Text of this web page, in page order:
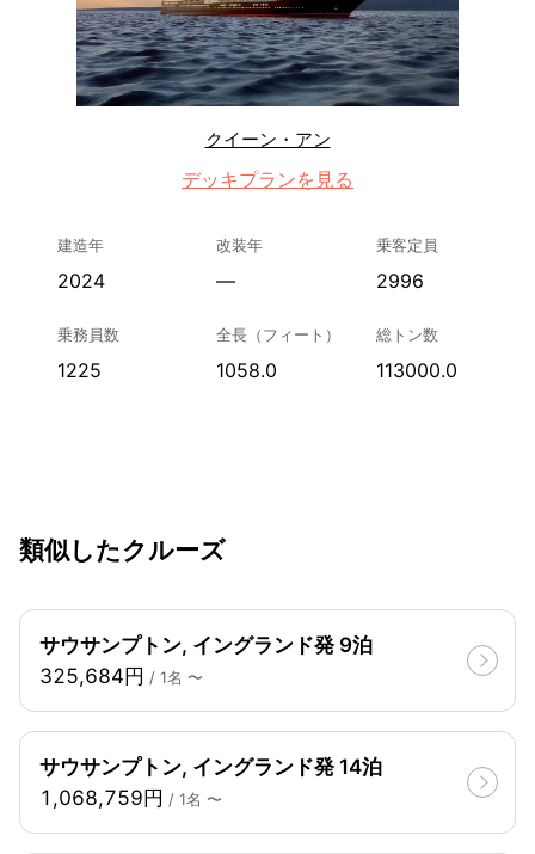
クイーン・アン
デッキプランを見る
建造年
2024
改装年
—
乗客定員
2996
乗務員数
1225
全長（フィート）
1058.0
総トン数
113000.0
類似したクルーズ
サウサンプトン, イングランド発 9泊
325,684円 / 1名 〜
サウサンプトン, イングランド発 14泊
1,068,759円 / 1名 〜